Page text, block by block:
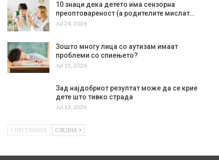
10 знаци дека детето има сензорна
преоптовареност (а родителите мислат…
Jul 24, 2026
Зошто многу лица со аутизам имаат
проблеми со спиењето?
Jul 15, 2026
Зад најдобриот резултат може да се крие
дете што тивко страда
Jul 13, 2026
ПРЕТХОДНА СЛЕДНА